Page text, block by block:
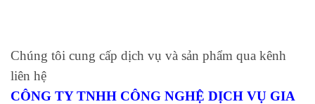
Chúng tôi cung cấp dịch vụ và sản phẩm qua kênh
liên hệ
CÔNG TY TNHH CÔNG NGHỆ DỊCH VỤ GIA